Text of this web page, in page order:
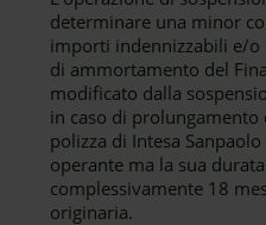
determinare una minor
importi indennizzabili e/
di ammortamento del
modificato dalla
in caso di
polizza di Intesa
operante ma la sua
complessivamente 18
originaria.